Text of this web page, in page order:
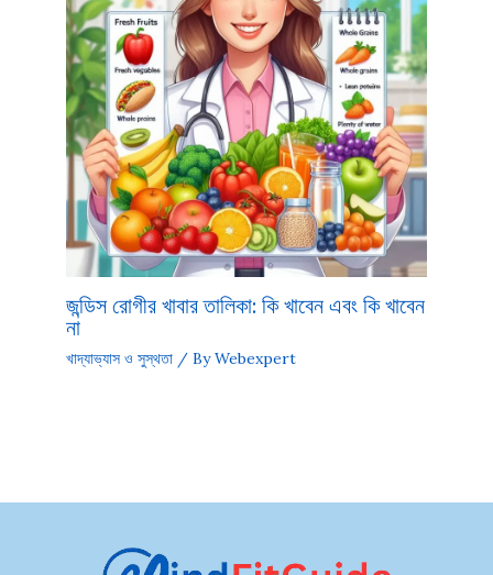
জন্ডিস রোগীর খাবার তালিকা: কি খাবেন এবং কি খাবেন
না
খাদ্যাভ্যাস ও সুস্থতা / ByWebexpert